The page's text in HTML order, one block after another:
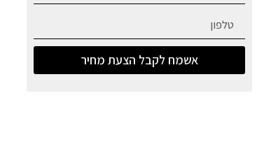
אשמח לקבל הצעת מחיר